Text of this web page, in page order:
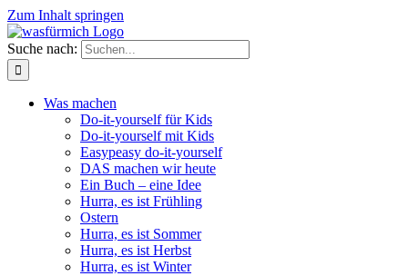
Zum Inhalt springen
Suche nach:
Was machen
Do-it-yourself für Kids
Do-it-yourself mit Kids
Easypeasy do-it-yourself
DAS machen wir heute
Ein Buch – eine Idee
Hurra, es ist Frühling
Ostern
Hurra, es ist Sommer
Hurra, es ist Herbst
Hurra, es ist Winter